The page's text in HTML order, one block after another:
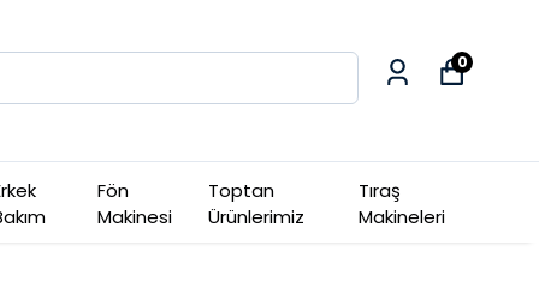
Fön
Makinesi
Toptan
Ürünlerimiz
Tıraş
Makineleri
0